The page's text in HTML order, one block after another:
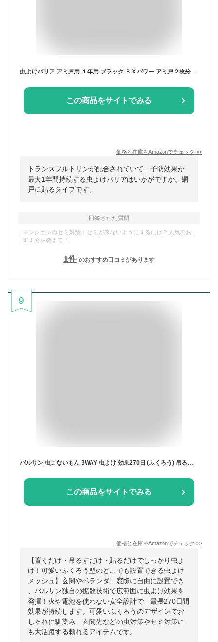
この商品をサイトでみる
価格と在庫をAmazonでチェック >>
トランスフルトリンが配合されていて、予防効果が
最大1年間持続する虫よけバリアはいかがですか。網
戸に貼るタイプです。
回答された質問
マンションのセミ対策｜セミが来ないようにするには？人気のお
すすめを教えて！
1件 のおすすめ口コミがあります
9
この商品をサイトでみる
価格と在庫をAmazonでチェック >>
【置くだけ・吊るすだけ・貼るだけでしっかり虫よ
け！可愛いふくろう型のどこでも設置できる虫よけ
メッシュ】玄関やベランダ、窓際に自由に設置でき
、バルサン独自の拡散技術で広範囲に虫よけ効果を
発揮！火や電池を使わない安全設計で、最長270日間
効果が持続します。可愛いふくろうのデザインでお
しゃれに馴染み、玄関先などの虫対策やセミ対策に
も大活躍する頼れるアイテムです。